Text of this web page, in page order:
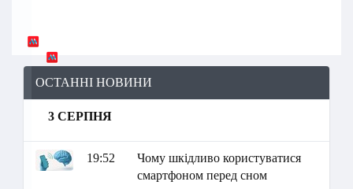
ОСТАННІ НОВИНИ
3 СЕРПНЯ
19:52
Чому шкідливо користуватися
смартфоном перед сном